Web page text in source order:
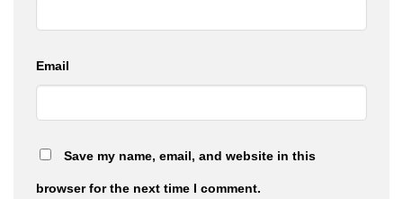
Email
Save my name, email, and website in this
browser for the next time I comment.